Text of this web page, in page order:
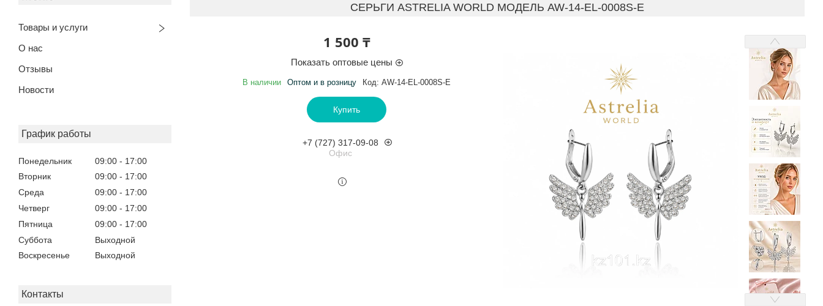
Товары и услуги
О нас
Отзывы
Новости
График работы
Понедельник 09:00
17:00
Вторник
09:00
17:00
Среда
09:00
17:00
Четверг
09:00
17:00
Пятница
09:00
17:00
Суббота
Выходной
Воскресенье
Выходной
Контакты
СЕРЬГИ ASTRELIA WORLD МОДЕЛЬ AW-14-EL-0008S-E
1 500 ₸
Показать оптовые цены
В наличии Оптом и в розницу Код: AW-14-EL-0008S-E
Купить
+7 (727) 317-09-08
Офис